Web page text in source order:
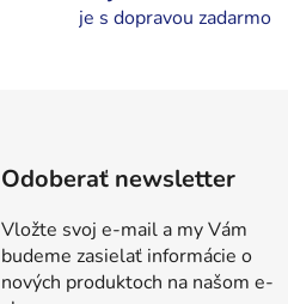
je s dopravou zadarmo
Odoberať newsletter
Vložte svoj e-mail a my Vám
budeme zasielať informácie o
nových produktoch na našom e-